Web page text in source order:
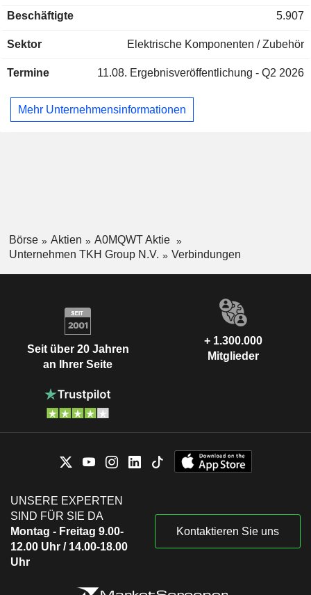
zu verbessern. Die Technologien werden zusammen mit
Komplettlösungen mit Plug-and-Play-integrierten Systemen
Energie- und Glasfaserkonnektivitätssysteme für Daten- und
intelligente Bildverarbeitung (29,5 %; industrielle
Bildverarbeitungs- und
Beschäftigte 5.907
Sektor Elektrische Komponenten / Zubehör
Termine 11.08. Ergebnisveröffentlichung - Q2 2026
Mehr Unternehmensinformationen
Börse Aktien
A0MQWT Aktie
Unternehmen TKH Group N.V.
Verbindungen
Seit über 20 Jahren
an Ihrer Seite
+ 1.300.000
Mitglieder
UNSERE EXPERTEN
SIND FÜR SIE DA
Montag - Freitag 9.00-
12.00 Uhr / 14.00-18.00
Uhr
Kontaktieren Sie uns